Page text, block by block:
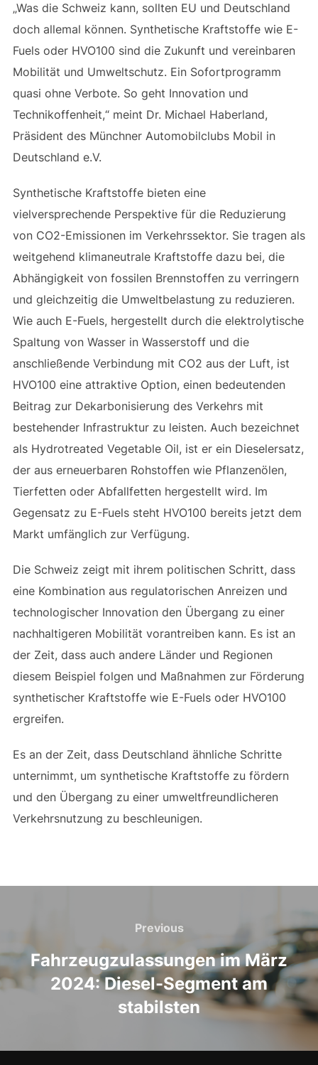
„Was die Schweiz kann, sollten EU und Deutschland
doch allemal können. Synthetische Kraftstoffe wie E-
Fuels oder HVO100 sind die Zukunft und vereinbaren
Mobilität und Umweltschutz. Ein Sofortprogramm
quasi ohne Verbote. So geht Innovation und
Technikoffenheit,“ meint Dr. Michael Haberland,
Präsident des Münchner Automobilclubs Mobil in
Deutschland e.V.
Synthetische Kraftstoffe bieten eine
vielversprechende Perspektive für die Reduzierung
von CO2-Emissionen im Verkehrssektor. Sie tragen als
weitgehend klimaneutrale Kraftstoffe dazu bei, die
Abhängigkeit von fossilen Brennstoffen zu verringern
und gleichzeitig die Umweltbelastung zu reduzieren.
Wie auch E-Fuels, hergestellt durch die elektrolytische
Spaltung von Wasser in Wasserstoff und die
anschließende Verbindung mit CO2 aus der Luft, ist
HVO100 eine attraktive Option, einen bedeutenden
Beitrag zur Dekarbonisierung des Verkehrs mit
bestehender Infrastruktur zu leisten. Auch bezeichnet
als Hydrotreated Vegetable Oil, ist er ein Dieselersatz,
der aus erneuerbaren Rohstoffen wie Pflanzenölen,
Tierfetten oder Abfallfetten hergestellt wird. Im
Gegensatz zu E-Fuels steht HVO100 bereits jetzt dem
Markt umfänglich zur Verfügung.
Die Schweiz zeigt mit ihrem politischen Schritt, dass
eine Kombination aus regulatorischen Anreizen und
technologischer Innovation den Übergang zu einer
nachhaltigeren Mobilität vorantreiben kann. Es ist an
der Zeit, dass auch andere Länder und Regionen
diesem Beispiel folgen und Maßnahmen zur Förderung
synthetischer Kraftstoffe wie E-Fuels oder HVO100
ergreifen.
Es an der Zeit, dass Deutschland ähnliche Schritte
unternimmt, um synthetische Kraftstoffe zu fördern
und den Übergang zu einer umweltfreundlicheren
Verkehrsnutzung zu beschleunigen.
Previous
Previous
Fahrzeugzulassungen im März
2024: Diesel-Segment am
stabilsten